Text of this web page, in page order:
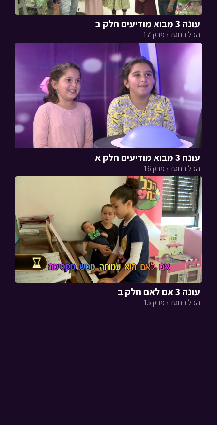
עונה 3 מבוא מודיעים חלק ב
הכל בחסד › פרק 17
עונה 3 מבוא מודיעים חלק א
הכל בחסד › פרק 16
עונה 3 אם לאם חלק ב
הכל בחסד › פרק 15